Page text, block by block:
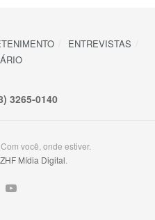
ENTREVISTAS
3265-0140
você, onde estiver.
ZHF Mídia Digital